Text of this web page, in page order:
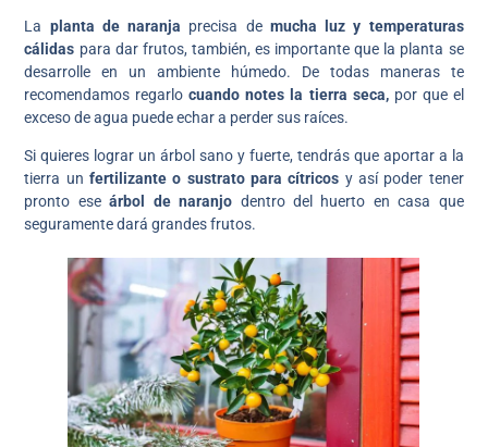
La planta de naranja precisa de mucha luz y temperaturas
cálidas para dar frutos, también, es importante que la planta se
desarrolle en un ambiente húmedo. De todas maneras te
recomendamos regarlo cuando notes la tierra seca,por que el
exceso de agua puede echar a perder sus raíces.
Si quieres lograr un árbol sano y fuerte, tendrás que aportar a la
tierra un fertilizante o sustrato para cítricos y así poder tener
pronto eseárbol de naranjo dentro del huerto en casa que
seguramente dará grandes frutos.